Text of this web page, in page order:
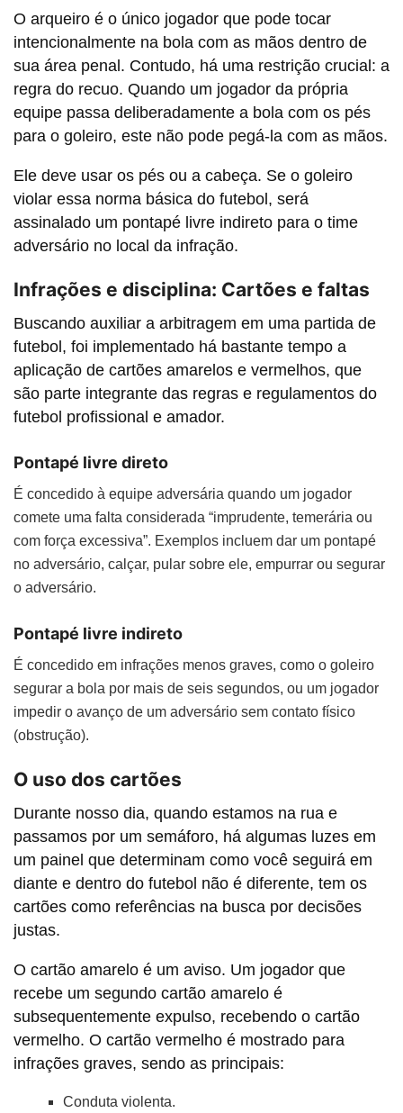
O arqueiro é o único jogador que pode tocar
intencionalmente na bola com as mãos dentro de
sua área penal. Contudo, há uma restrição crucial: a
regra do recuo. Quando um jogador da própria
equipe passa deliberadamente a bola com os pés
para o goleiro, este não pode pegá-la com as mãos.
Ele deve usar os pés ou a cabeça. Se o goleiro
violar essa norma básica do futebol, será
assinalado um pontapé livre indireto para o time
adversário no local da infração.
Infrações e disciplina: Cartões e faltas
Buscando auxiliar a arbitragem em uma partida de
futebol, foi implementado há bastante tempo a
aplicação de cartões amarelos e vermelhos, que
são parte integrante das regras e regulamentos do
futebol profissional e amador.
Pontapé livre direto
É concedido à equipe adversária quando um jogador
comete uma falta considerada “imprudente, temerária ou
com força excessiva”. Exemplos incluem dar um pontapé
no adversário, calçar, pular sobre ele, empurrar ou segurar
o adversário.
Pontapé livre indireto
É concedido em infrações menos graves, como o goleiro
segurar a bola por mais de seis segundos, ou um jogador
impedir o avanço de um adversário sem contato físico
(obstrução).
O uso dos cartões
Durante nosso dia, quando estamos na rua e
passamos por um semáforo, há algumas luzes em
um painel que determinam como você seguirá em
diante e dentro do futebol não é diferente, tem os
cartões como referências na busca por decisões
justas.
O cartão amarelo é um aviso. Um jogador que
recebe um segundo cartão amarelo é
subsequentemente expulso, recebendo o cartão
vermelho. O cartão vermelho é mostrado para
infrações graves, sendo as principais:
Conduta violenta.